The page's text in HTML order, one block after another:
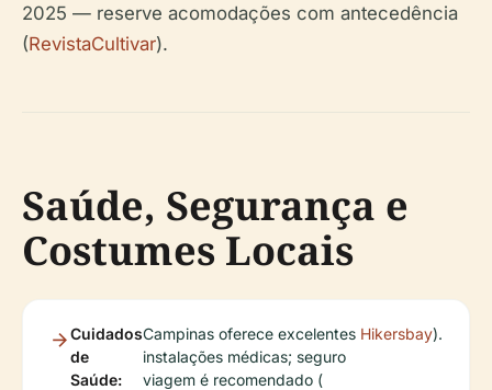
2025 — reserve acomodações com antecedência
(RevistaCultivar).
Saúde, Segurança e
Costumes Locais
Cuidados
de
Saúde:
Campinas oferece excelentes
instalações médicas; seguro
viagem é recomendado (
Hikersbay).